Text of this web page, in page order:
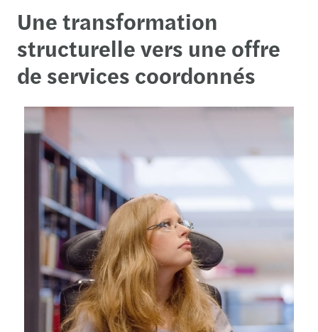
Une transformation
structurelle vers une offre
de services coordonnés